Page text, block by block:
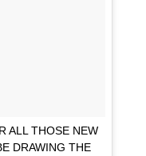
ALL THOSE NEW
DRAWING THE